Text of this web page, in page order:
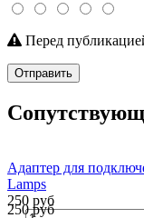
Перед
Отправить
Адаптер для
Lamps
250 руб
250 руб